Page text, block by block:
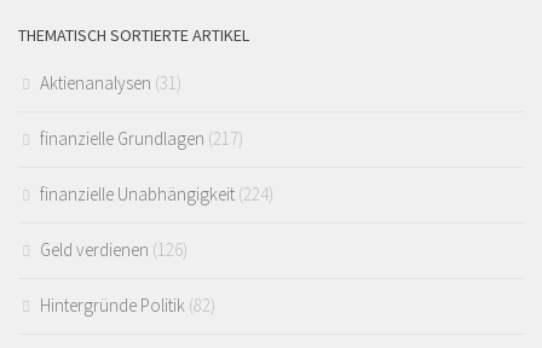
THEMATISCH SORTIERTE ARTIKEL
Aktienanalysen (31)
finanzielle Grundlagen (217)
finanzielle Unabhängigkeit (224)
Geld verdienen (126)
Hintergründe Politik (82)